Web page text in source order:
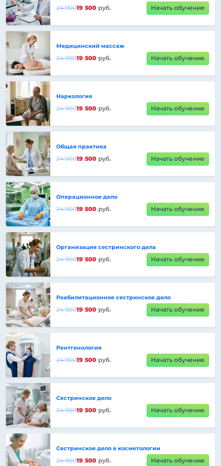
24 90019 500 руб. Начать обучение
Медицинский массаж
24 90019 500 руб. Начать обучение
Наркология
24 90019 500 руб. Начать обучение
Общая практика
24 90019 500 руб. Начать обучение
Операционное дело
24 90019 500 руб. Начать обучение
Организация сестринского дела
24 90019 500 руб. Начать обучение
Реабилитационное сестринское дело
24 90019 500 руб. Начать обучение
Рентгенология
24 90019 500 руб. Начать обучение
Сестринское дело
24 90019 500 руб. Начать обучение
Сестринское дело в косметологии
24 90019 500 руб. Начать обучение